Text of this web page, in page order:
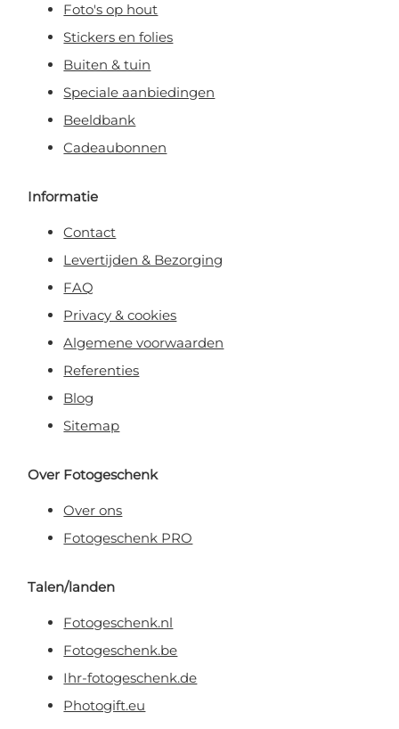
Foto's op hout
Stickers en folies
Buiten & tuin
Speciale aanbiedingen
Beeldbank
Cadeaubonnen
Informatie
Contact
Levertijden & Bezorging
FAQ
Privacy & cookies
Algemene voorwaarden
Referenties
Blog
Sitemap
Over Fotogeschenk
Over ons
Fotogeschenk PRO
Talen/landen
Fotogeschenk.nl
Fotogeschenk.be
Ihr-fotogeschenk.de
Photogift.eu